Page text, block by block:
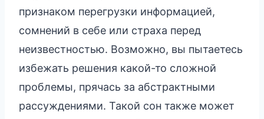
признаком перегрузки информацией,
сомнений в себе или страха перед
неизвестностью. Возможно, вы пытаетесь
избежать решения какой-то сложной
проблемы, прячась за абстрактными
рассуждениями. Такой сон также может